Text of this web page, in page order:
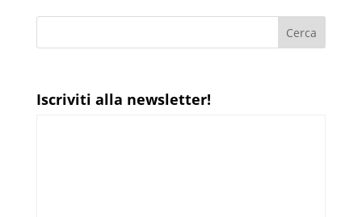
Iscriviti alla newsletter!